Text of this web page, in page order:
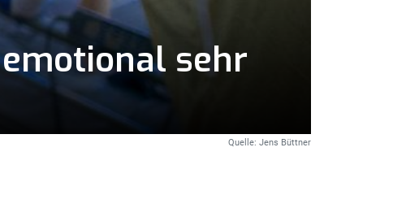
sehr
Quelle: Jens Büttner